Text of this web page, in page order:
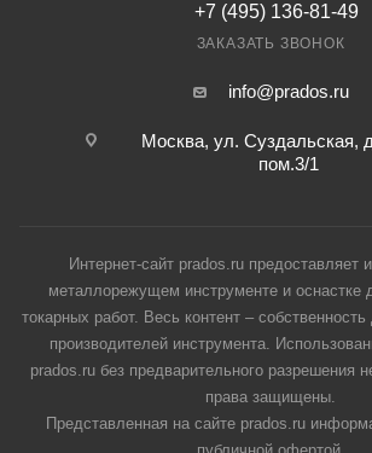
+7 (495) 136-81-49
ЗАКАЗАТЬ ЗВОНОК
info@prados.ru
Москва, ул. Суздальская,
пом.3/1
Интернет-сайт prados.ru
металлорежущем инструменте и оснастке
токарных работ. Весь контент –
производителей инструмента.
prados.ru без предварительного разрешения
права защищены.
Представленная на сайте prados.ru